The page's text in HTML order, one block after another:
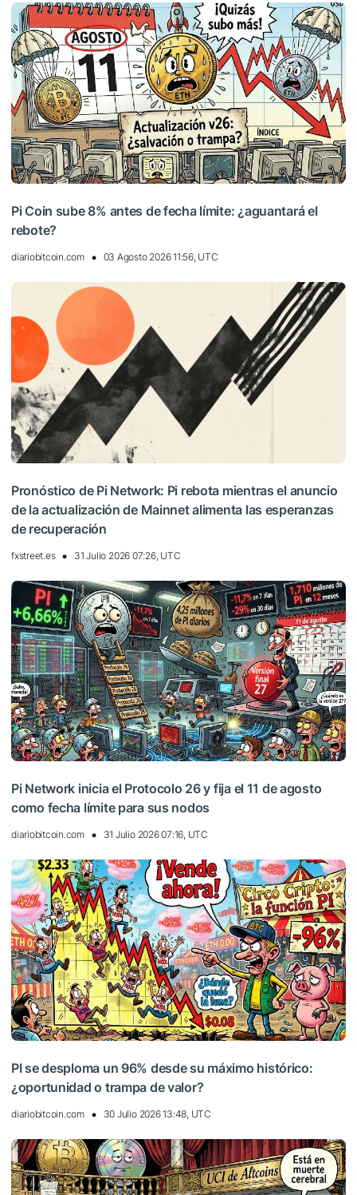
Pi Coin sube 8% antes de fecha límite: ¿aguantará el
rebote?
diariobitcoin.com 03 Agosto 2026 11:56, UTC
Pronóstico de Pi Network: Pi rebota mientras el anuncio
de la actualización de Mainnet alimenta las esperanzas
de recuperación
fxstreet.es 31 Julio 2026 07:26, UTC
Pi Network inicia el Protocolo 26 y fija el 11 de agosto
como fecha límite para sus nodos
diariobitcoin.com 31 Julio 2026 07:16, UTC
PI se desploma un 96% desde su máximo histórico:
¿oportunidad o trampa de valor?
diariobitcoin.com 30 Julio 2026 13:48, UTC